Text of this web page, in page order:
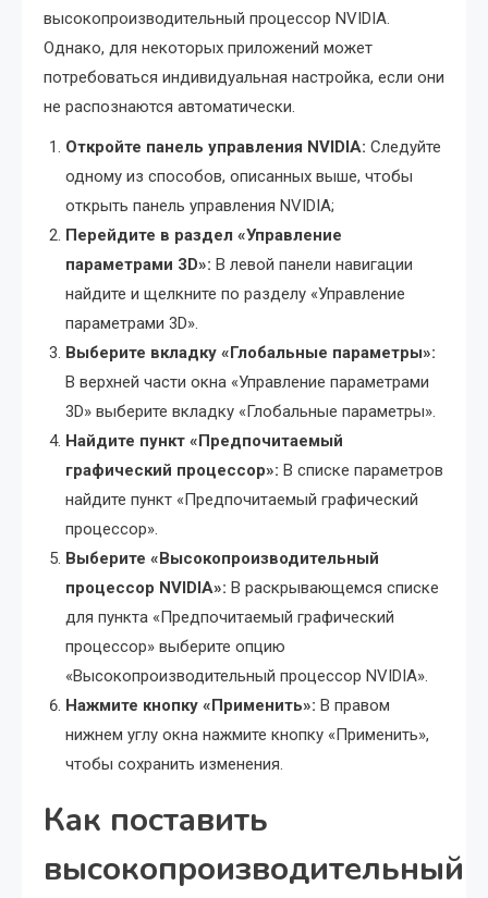
высокопроизводительный процессор NVIDIA.
Однако, для некоторых приложений может
потребоваться индивидуальная настройка, если они
не распознаются автоматически.
Откройте панель управления NVIDIA: Следуйте
одному из способов, описанных выше, чтобы
открыть панель управления NVIDIA;
Перейдите в раздел «Управление
параметрами 3D»: В левой панели навигации
найдите и щелкните по разделу «Управление
параметрами 3D».
Выберите вкладку «Глобальные параметры»:
В верхней части окна «Управление параметрами
3D» выберите вкладку «Глобальные параметры».
Найдите пункт «Предпочитаемый
графический процессор»: В списке параметров
найдите пункт «Предпочитаемый графический
процессор».
Выберите «Высокопроизводительный
процессор NVIDIA»: В раскрывающемся списке
для пункта «Предпочитаемый графический
процессор» выберите опцию
«Высокопроизводительный процессор NVIDIA».
Нажмите кнопку «Применить»: В правом
нижнем углу окна нажмите кнопку «Применить»,
чтобы сохранить изменения.
Как поставить
высокопроизводительный